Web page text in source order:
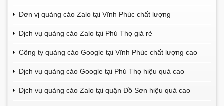
Đơn vị quảng cáo Zalo tại Vĩnh Phúc chất lượng
Dịch vụ quảng cáo Zalo tại Phú Thọ giá rẻ
Công ty quảng cáo Google tại Vĩnh Phúc chất lượng cao
Dịch vụ quảng cáo Google tại Phú Thọ hiệu quả cao
Dịch vụ quảng cáo Zalo tại quận Đồ Sơn hiệu quả cao